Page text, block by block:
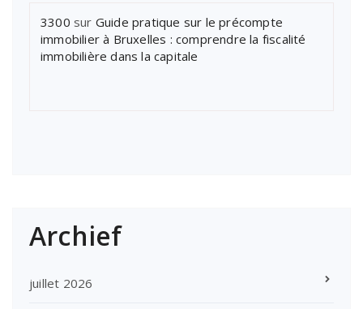
3300 sur Guide pratique sur le précompte
immobilier à Bruxelles : comprendre la fiscalité
immobilière dans la capitale
Archief
juillet 2026